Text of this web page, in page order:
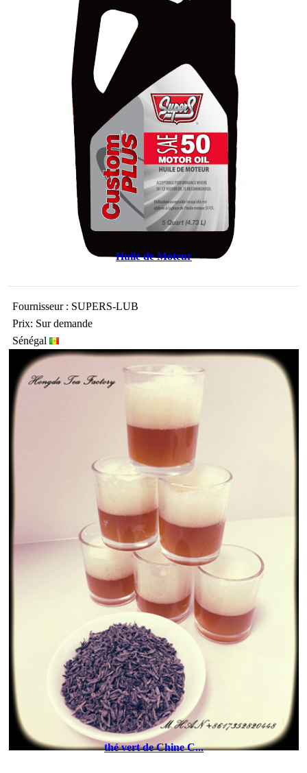
Huile de Moteur
Fournisseur : SUPERS-LUB
Prix: Sur demande
Sénégal
thé vert de Chine C...